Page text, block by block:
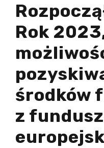
Rok
środków
z